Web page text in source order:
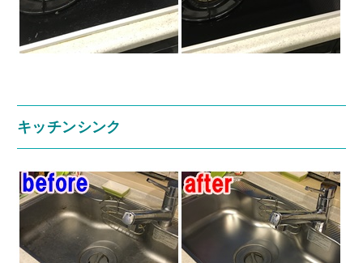
キッチンシンク